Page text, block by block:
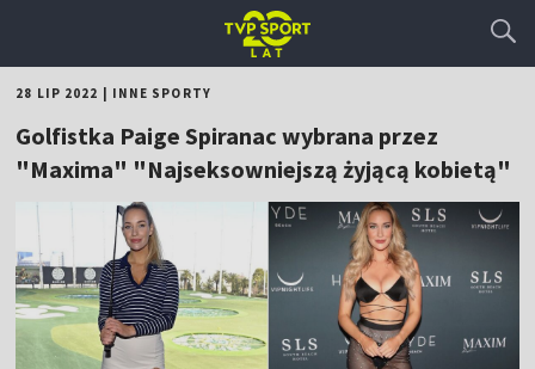
28 LIP 2022 INNE SPORTY
Golfistka Paige Spiranac wybrana przez
"Maxima" "Najseksowniejszą żyjącą kobietą"